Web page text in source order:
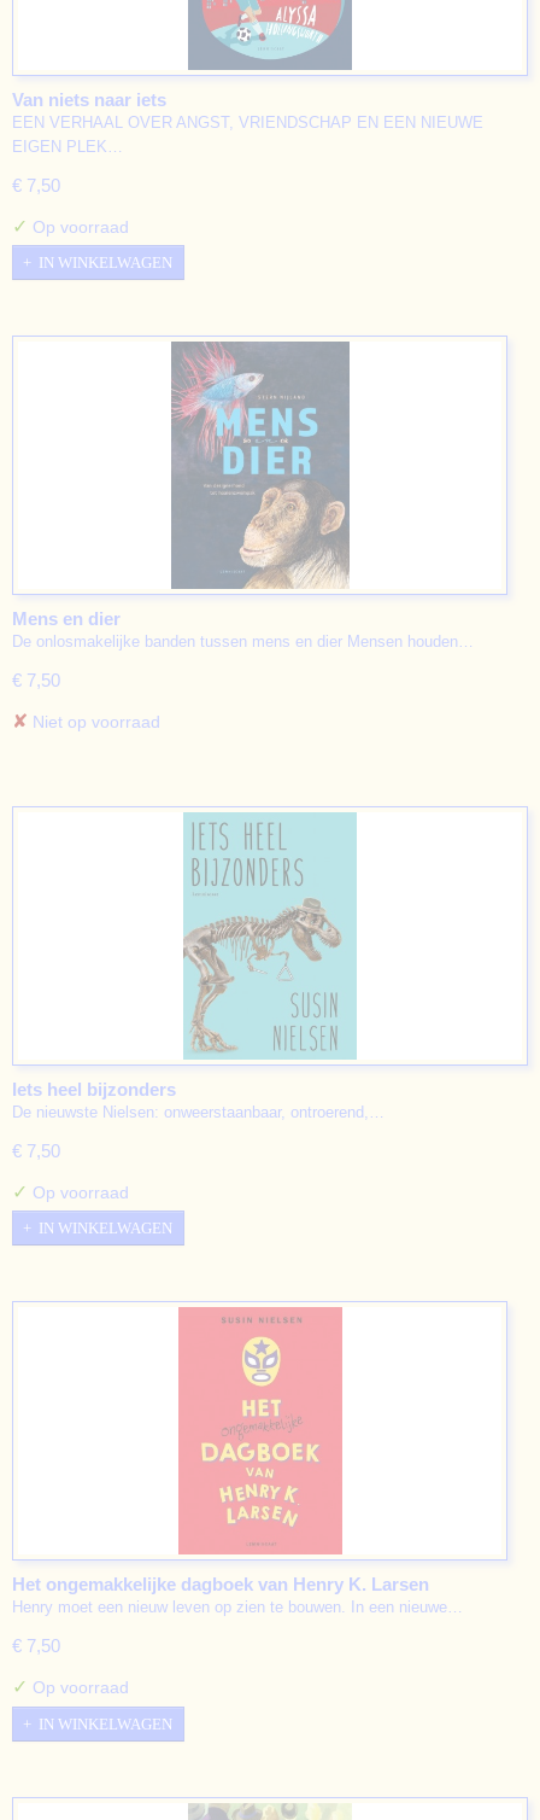
Van niets naar iets
EEN VERHAAL OVER ANGST, VRIENDSCHAP EN EEN NIEUWE
EIGEN PLEK…
€ 7,50
✓ Op voorraad
IN WINKELWAGEN
Mens en dier
De onlosmakelijke banden tussen mens en dier Mensen houden…
€ 7,50
✘ Niet op voorraad
Iets heel bijzonders
De nieuwste Nielsen: onweerstaanbaar, ontroerend,…
€ 7,50
✓ Op voorraad
IN WINKELWAGEN
Het ongemakkelijke dagboek van Henry K. Larsen
Henry moet een nieuw leven op zien te bouwen. In een nieuwe…
€ 7,50
✓ Op voorraad
IN WINKELWAGEN